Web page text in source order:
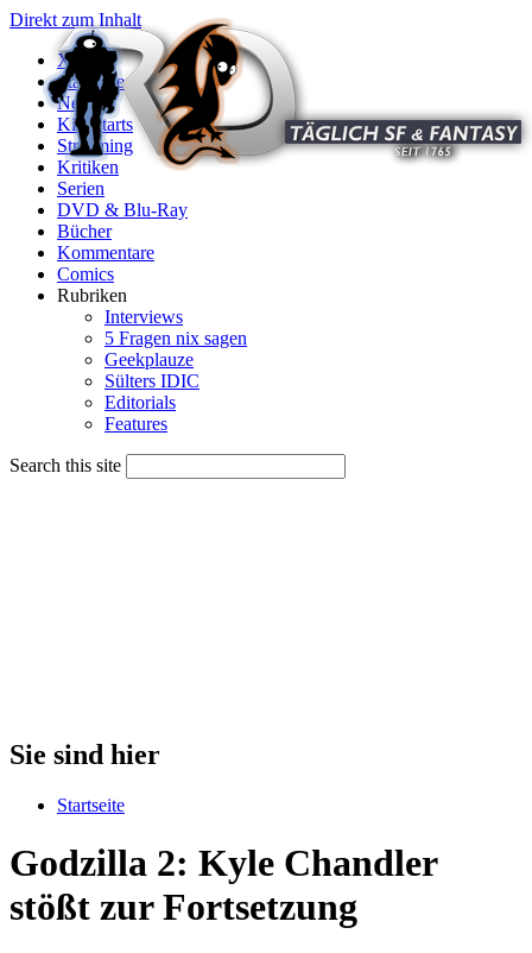
Direkt zum Inhalt
X
Startseite
News
Kinostarts
Streaming
Kritiken
Serien
DVD & Blu-Ray
Bücher
Kommentare
Comics
Rubriken
Interviews
5 Fragen nix sagen
Geekplauze
Sülters IDIC
Editorials
Features
Search this site
Sie sind hier
Startseite
Godzilla 2: Kyle Chandler
stößt zur Fortsetzung